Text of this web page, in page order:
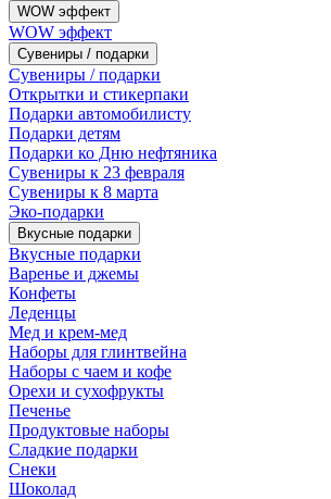
WOW эффект
WOW эффект
Сувениры / подарки
Сувениры / подарки
Открытки и стикерпаки
Подарки автомобилисту
Подарки детям
Подарки ко Дню нефтяника
Сувениры к 23 февраля
Сувениры к 8 марта
Эко-подарки
Вкусные подарки
Вкусные подарки
Варенье и джемы
Конфеты
Леденцы
Мед и крем-мед
Наборы для глинтвейна
Наборы с чаем и кофе
Орехи и сухофрукты
Печенье
Продуктовые наборы
Сладкие подарки
Снеки
Шоколад